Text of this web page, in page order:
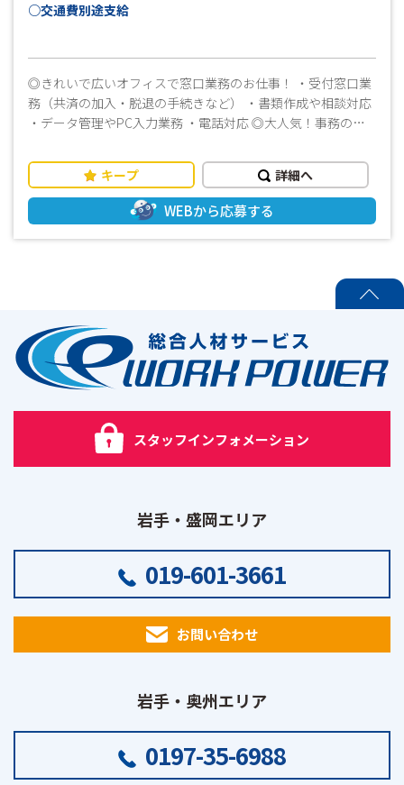
○交通費別途支給
◎きれいで広いオフィスで窓口業務のお仕事！ ・受付窓口業
務（共済の加入・脱退の手続きなど） ・書類作成や相談対応
・データ管理やPC入力業務 ・電話対応 ◎大人気！事務のお
す♪ ≪ おすすめポイント！ ≫ ＼ 女性スタッフが多数活
躍中の職場です ／ ◎経験を活かしたお仕事をしたい！ ◎ブ
ランクがある方でも大丈夫！ ◎優しい社員さんがついている
ので安心♪ ◎未経験の方も活躍中！ ◎広くてきれいなオフィ
ス♪働きやすさ抜群！ 就業前に見学できます！ ・女性スタッ
大歓迎 ・土日祝はお休みなので、プライベートとON／OFFつ
けて働けます！！ ・空調設備が整っているので年間を通して
快適にお仕事をしていただけます ・きれいな職場環境なのも
オススメです ・週払いOK！お仕事を初めてすぐの時や急な出
費の時も安心です ■まずはお気軽にお問い合わせください！
■ 皆様からのご応募お待ちしております！！(^^)/
キープ 詳細へ
WEBから応募する
スタッフインフォメーション
岩手・盛岡エリア
019-601-3661
お問い合わせ
岩手・奥州エリア
0197-35-6988